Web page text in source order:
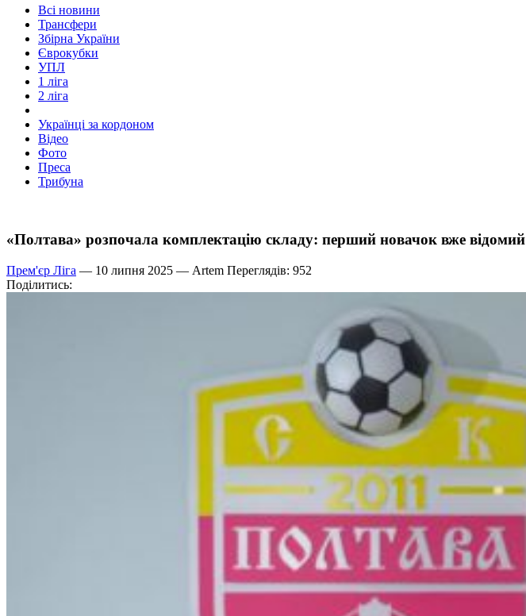
Всі новини
Трансфери
Збірна України
Єврокубки
УПЛ
1 ліга
2 ліга
Українці за кордоном
Відео
Фото
Преса
Трибуна
«Полтава» розпочала комплектацію складу: перший новачок вже відомий
Прем'єр Ліга — 10 липня 2025 — Artem Переглядів: 952
Поділитись: